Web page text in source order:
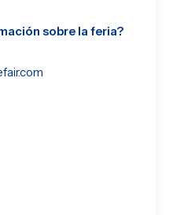
sobre la feria?